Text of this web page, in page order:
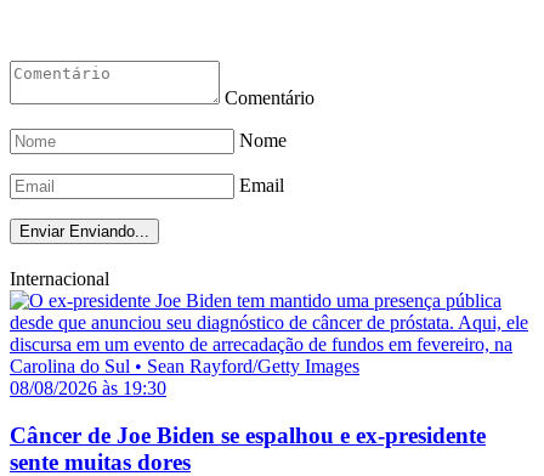
Comentário
Nome
Email
Enviar Enviando...
Internacional
08/08/2026 às 19:30
Câncer de Joe Biden se espalhou e ex-presidente
sente muitas dores